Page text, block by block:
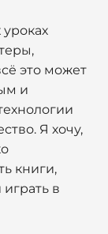
это может
и
Я хочу,
книги,
в